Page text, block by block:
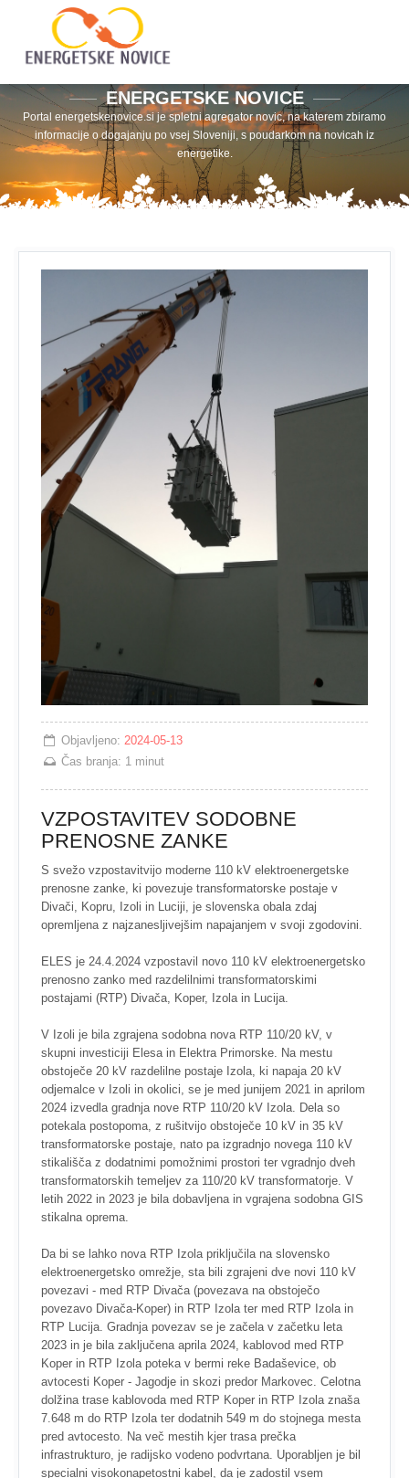
ENERGETSKE NOVICE
Portal energetskenovice.si je spletni agregator novic, na katerem zbiramo
informacije o dogajanju po vsej Sloveniji, s poudarkom na novicah iz
energetike.
Objavljeno:2024-05-13
Čas branja: 1 minut
VZPOSTAVITEV SODOBNE
PRENOSNE ZANKE
S svežo vzpostavitvijo moderne 110 kV elektroenergetske
prenosne zanke, ki povezuje transformatorske postaje v
Divači, Kopru, Izoli in Luciji, je slovenska obala zdaj
opremljena z najzanesljivejšim napajanjem v svoji zgodovini.
ELES je 24.4.2024 vzpostavil novo 110 kV elektroenergetsko
prenosno zanko med razdelilnimi transformatorskimi
postajami (RTP) Divača, Koper, Izola in Lucija.
V Izoli je bila zgrajena sodobna nova RTP 110/20 kV, v
skupni investiciji Elesa in Elektra Primorske. Na mestu
obstoječe 20 kV razdelilne postaje Izola, ki napaja 20 kV
odjemalce v Izoli in okolici, se je med junijem 2021 in aprilom
2024 izvedla gradnja nove RTP 110/20 kV Izola. Dela so
potekala postopoma, z rušitvijo obstoječe 10 kV in 35 kV
transformatorske postaje, nato pa izgradnjo novega 110 kV
stikališča z dodatnimi pomožnimi prostori ter vgradnjo dveh
transformatorskih temeljev za 110/20 kV transformatorje. V
letih 2022 in 2023 je bila dobavljena in vgrajena sodobna GIS
stikalna oprema.
Da bi se lahko nova RTP Izola priključila na slovensko
elektroenergetsko omrežje, sta bili zgrajeni dve novi 110 kV
povezavi - med RTP Divača (povezava na obstoječo
povezavo Divača-Koper) in RTP Izola ter med RTP Izola in
RTP Lucija. Gradnja povezav se je začela v začetku leta
2023 in je bila zaključena aprila 2024, kablovod med RTP
Koper in RTP Izola poteka v bermi reke Badaševice, ob
avtocesti Koper - Jagodje in skozi predor Markovec. Celotna
dolžina trase kablovoda med RTP Koper in RTP Izola znaša
7.648 m do RTP Izola ter dodatnih 549 m do stojnega mesta
pred avtocesto. Na več mestih kjer trasa prečka
infrastrukturo, je radijsko vodeno podvrtana. Uporabljen je bil
specialni visokonapetostni kabel, da je zadostil vsem